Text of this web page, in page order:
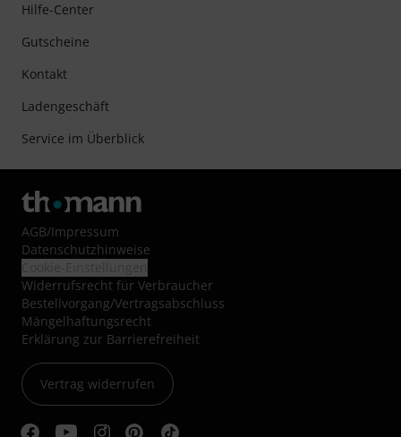
Hilfe-Center
Gutscheine
Kontakt
Ladengeschäft
Service im Überblick
AGB/Impressum
Datenschutzhinweise
Widerrufsrecht für Verbraucher
Bestellvorgang/Vertragsabschluss
Mängelhaftungsrecht
Erklärung zur Barrierefreiheit
Vertrag widerrufen